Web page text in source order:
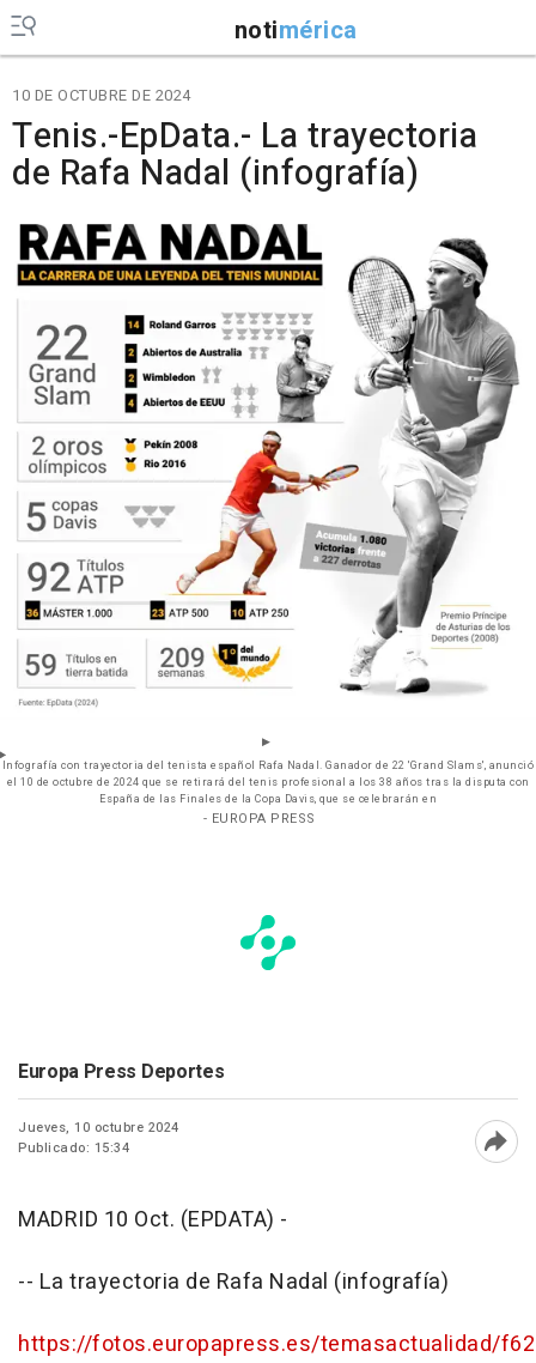
notimérica
10 DE OCTUBRE DE 2024
Tenis.-EpData.- La trayectoria
de Rafa Nadal (infografía)
Infografía con trayectoria del tenista español Rafa Nadal. Ganador de 22 'Grand Slams', anunció
el 10 de octubre de 2024 que se retirará del tenis profesional a los 38 años tras la disputa con
España de las Finales de la Copa Davis, que se celebrarán en
- EUROPA PRESS
Europa Press Deportes
Jueves, 10 octubre 2024
Publicado: 15:34
MADRID 10 Oct. (EPDATA) -
-- La trayectoria de Rafa Nadal (infografía)
https://fotos.europapress.es/temasactualidad/